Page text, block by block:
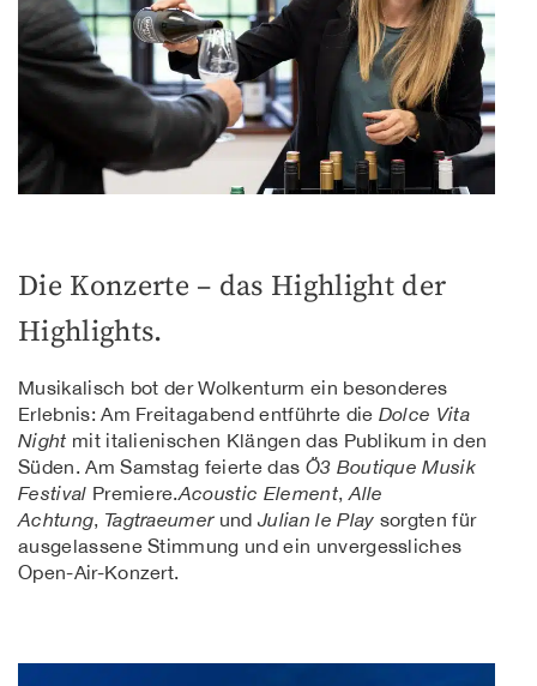
Die Konzerte – das Highlight der
Highlights.
Musikalisch bot der Wolkenturm ein besonderes
Erlebnis: Am Freitagabend entführte die Dolce Vita
Night mit italienischen Klängen das Publikum in den
Süden. Am Samstag feierte das Ö3 Boutique Musik
Festival Premiere.Acoustic Element, Alle
Achtung, TagtraeumerundJulian le Play sorgten für
ausgelassene Stimmung und ein unvergessliches
Open-Air-Konzert.